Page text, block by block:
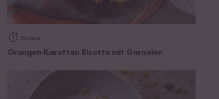
30 min
Orangen-Karotten Risotto mit Garnelen